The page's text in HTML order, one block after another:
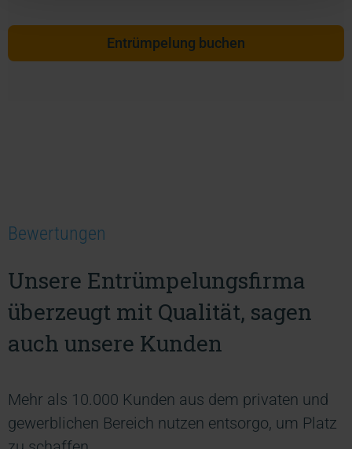
Entrümpelung buchen
Bewertungen
Unsere Entrümpelungsfirma
überzeugt mit Qualität, sagen
auch unsere Kunden
Mehr als 10.000 Kunden aus dem privaten und
gewerblichen Bereich nutzen entsorgo, um Platz